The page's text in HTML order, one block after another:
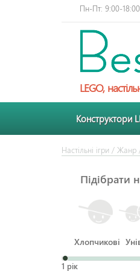
Пн-Пт: 9:00-18:00
LEGO,
Конструктори
Настільні ігри / Жанр
Підібрати
Хлопчикові
1 рік